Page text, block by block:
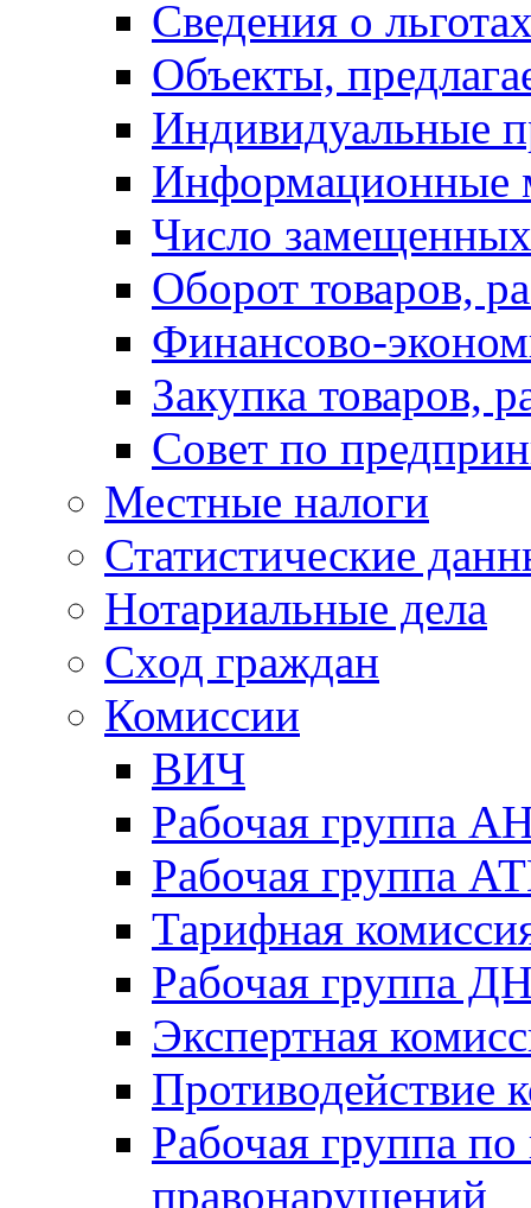
Сведения о
Объекты,
Индивидуальные
Информационные
Число
Оборот товаров,
Финансово-
Закупка товаров,
Совет по
Местные налоги
Статистические
Нотариальные дела
Сход граждан
Комиссии
ВИЧ
Рабочая группа
Рабочая группа
Тарифная
Рабочая группа
Экспертная
Противодействие
Рабочая группа
правонарушений